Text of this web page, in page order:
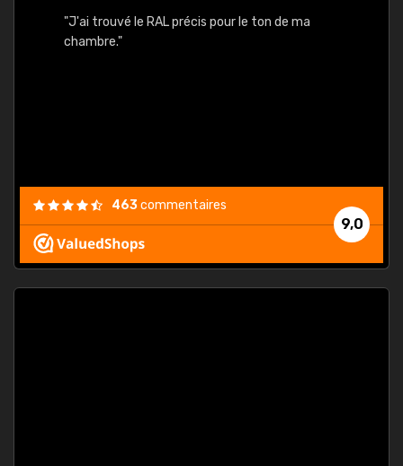
"J'ai trouvé le RAL précis pour le ton de ma
chambre."
9,0
463commentaires